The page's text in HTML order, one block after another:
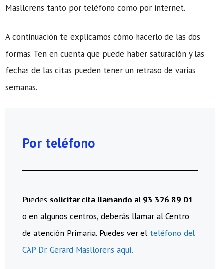
Masllorens tanto por teléfono como por internet.
A continuación te explicamos cómo hacerlo de las dos
formas. Ten en cuenta que puede haber saturación y las
fechas de las citas pueden tener un retraso de varias
semanas.
Por teléfono
Puedes solicitar cita llamando al 93 326 89 01
o en algunos centros, deberás llamar al Centro
de atención Primaria. Puedes ver el teléfono del
CAP Dr. Gerard Masllorens aquí.